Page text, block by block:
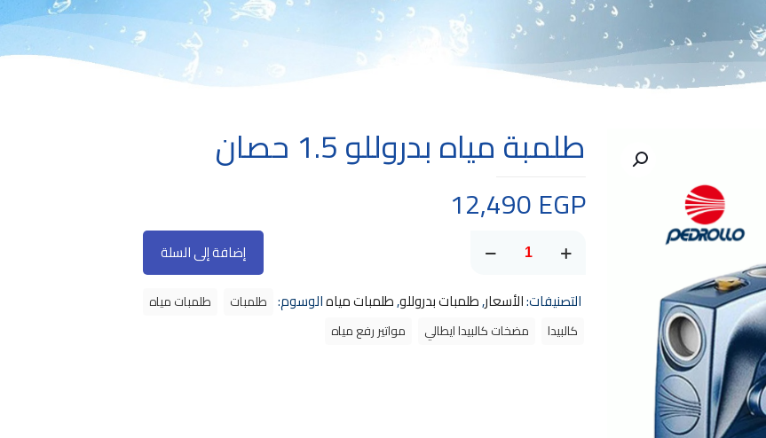
طلمبة مياه بدروللو 1.5 حصان
12,490EGP
كمية
طلمبة
مياه
بدروللو
1.5
إضافة إلى السلة
التصنيفات:الأسعار,طلمبات بدروللو,طلمبات مياهالوسوم: طلمبات
طلمبات مياه
كالبيدا
مضخات كالبيدا ايطالي مواتير رفع مياه